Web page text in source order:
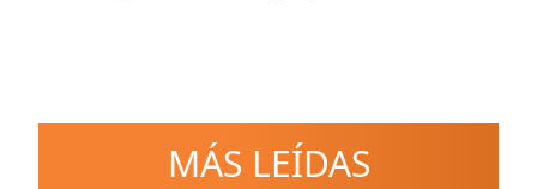
MÁS LEÍDAS